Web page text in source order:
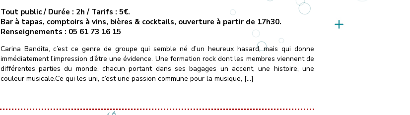
Tout public / Durée : 2h / Tarifs : 5€.
Bar à tapas, comptoirs à vins, bières & cocktails, ouverture à partir de 17h30.
Renseignements : 05 61 73 16 15
Carina Bandita, c’est ce genre de groupe qui semble né d’un heureux hasard, mais qui donne
immédiatement l’impression d’être une évidence. Une formation rock dont les membres viennent de
différentes parties du monde, chacun portant dans ses bagages un accent, une histoire, une
couleur musicale.Ce qui les uni, c’est une passion commune pour la musique, […]